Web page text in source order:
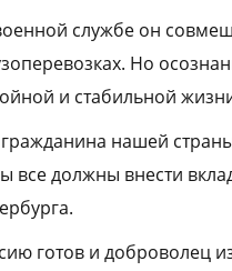
службе он
Но
и стабильной
нашей
все должны внести
готов и доброволец